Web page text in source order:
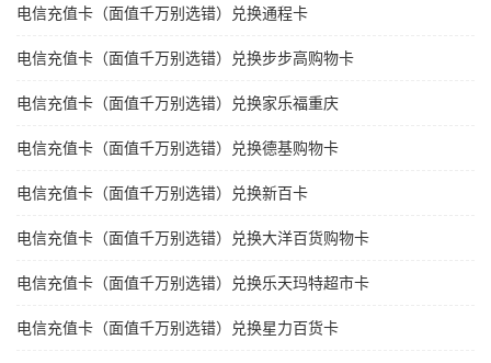
电信充值卡（面值千万别选错）兑换通程卡
电信充值卡（面值千万别选错）兑换步步高购物卡
电信充值卡（面值千万别选错）兑换家乐福重庆
电信充值卡（面值千万别选错）兑换德基购物卡
电信充值卡（面值千万别选错）兑换新百卡
电信充值卡（面值千万别选错）兑换大洋百货购物卡
电信充值卡（面值千万别选错）兑换乐天玛特超市卡
电信充值卡（面值千万别选错）兑换星力百货卡